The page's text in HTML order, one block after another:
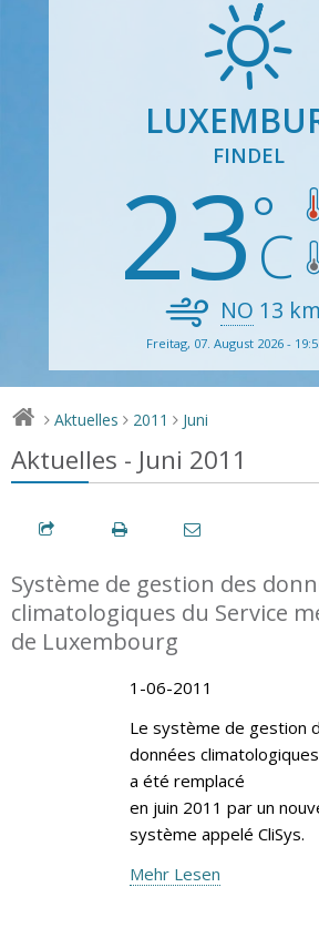
FINDEL
23
NO 13
Freitag, 07. August 2026 -
> Aktuelles > 2011 > Juni
Aktuelles - Juni 2011
Système de gestion des
climatologiques du Service
de Luxembourg
1-06-2011
Le système de gestion
données
a été remplacé
en juin 2011 par un
système appelé CliSys.
Mehr Lesen